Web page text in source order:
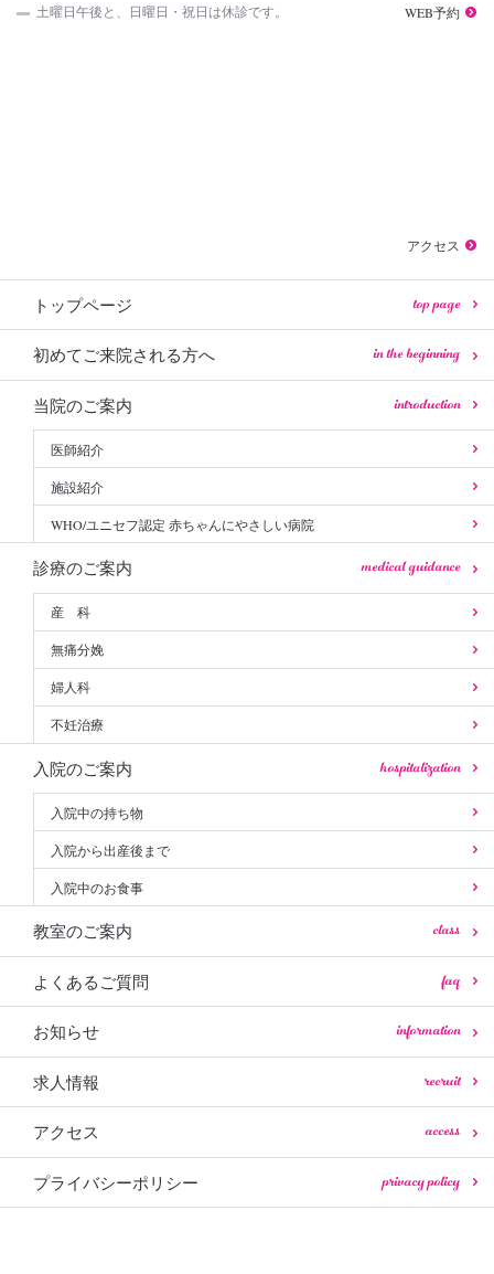
土曜日午後と、日曜日・祝日は休診です。 WEB予約
アクセス
トップページ top page
初めてご来院される方へ in the beginning
当院のご案内 introduction
医師紹介
施設紹介
WHO/ユニセフ認定 赤ちゃんにやさしい病院
診療のご案内 medical guidance
産 科
無痛分娩
婦人科
不妊治療
入院のご案内 hospitalization
入院中の持ち物
入院から出産後まで
入院中のお食事
教室のご案内 class
よくあるご質問 faq
お知らせ information
求人情報 recruit
アクセス access
プライバシーポリシー privacy policy